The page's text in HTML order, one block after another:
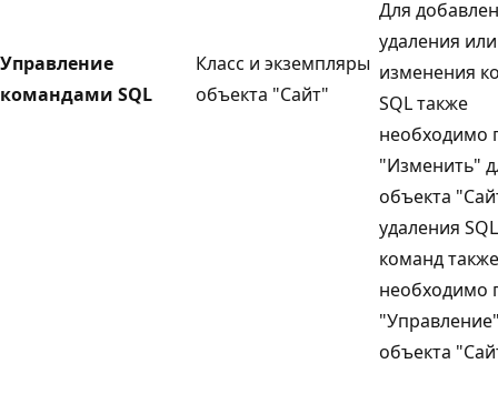
Управление
командами SQL
Класс и экземпляры
объекта "Сайт"
Для
удаления или
изменения
SQL также
необходимо
"Изменить"
объекта
удаления SQL
команд также
необходимо
объекта